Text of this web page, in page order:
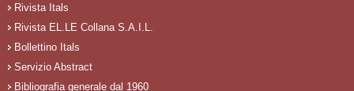
Rivista Itals
Rivista EL.LE Collana S.A.I.L.
Bollettino Itals
Servizio Abstract
Bibliografia generale dal 1960